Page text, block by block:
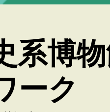
系博
ーク